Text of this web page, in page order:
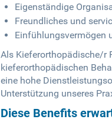
Eigenständige
Freundliches und
Einfühlungsvermögen
Als Kieferorthopädische/r
kieferorthopädischen
eine hohe
Unterstützung unseres
Diese Benefits